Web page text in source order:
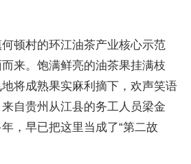
顿村的环江油茶产业核心示范
来。饱满鲜亮的油茶果挂满枝
将成熟果实麻利摘下，欢声笑语
自贵州从江县的务工人员梁金
，早已把这里当成了“第二故